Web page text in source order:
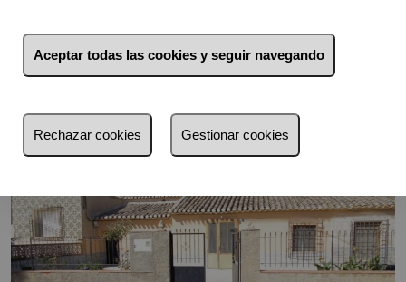
Aceptar todas las cookies y seguir navegando
Rechazar cookies Gestionar cookies